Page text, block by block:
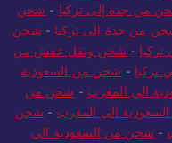
من جدة إلى تركيا - شحن
من جدة الى تركيا - شحن
- شحن ونقل عفش من
- شحن من السعودية
الي المغرب - شحن من
الى المغرب - شحن
- شحن من السعودية الي